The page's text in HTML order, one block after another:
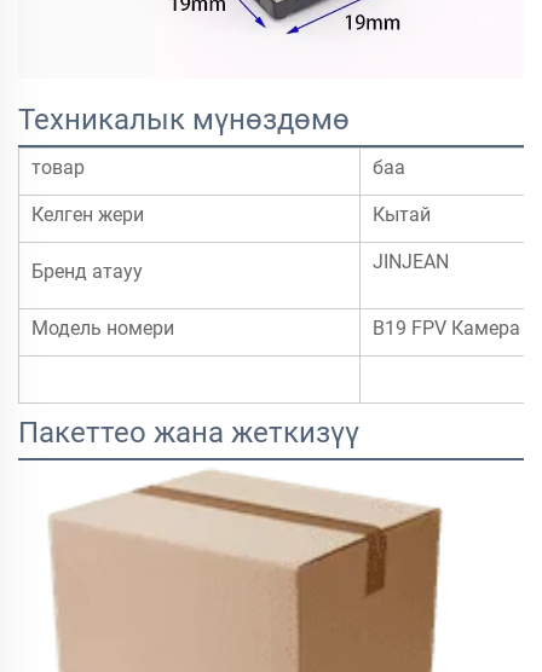
Техникалык мүнөздөмө
товар баа
Келген жери Кытай
Бренд атауу JINJEAN
Модель номери B19 FPV Камера
Пакеттео жана жеткизүү